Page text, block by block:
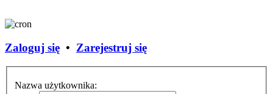
Zaloguj się • Zarejestruj się
Nazwa użytkownika: